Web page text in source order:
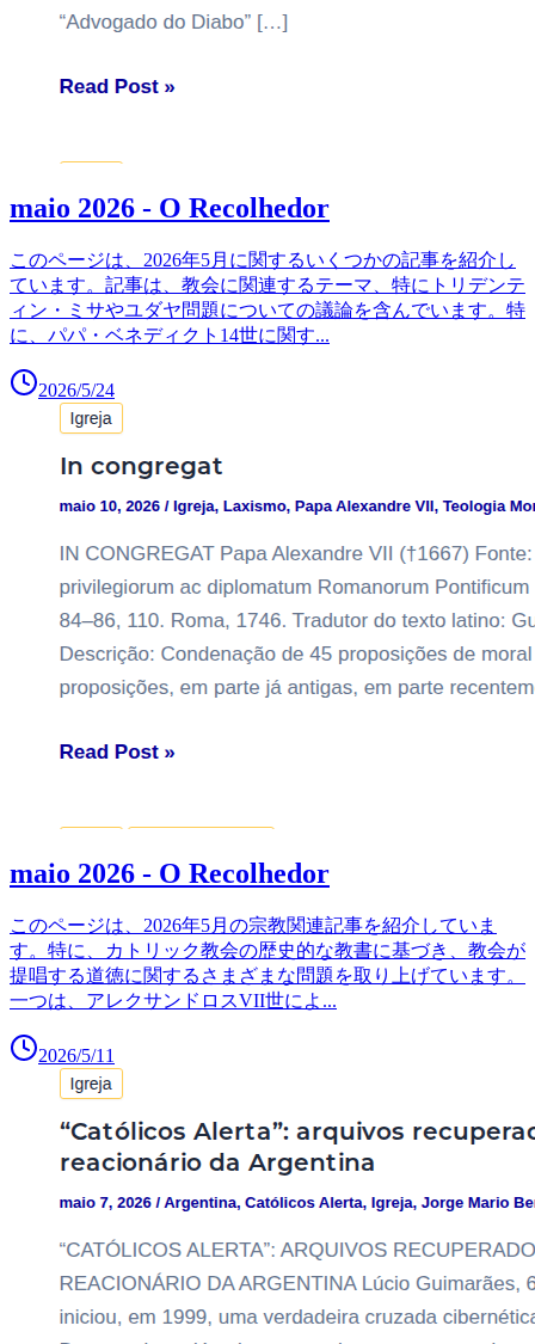
maio 2026 - O Recolhedor
このページは、2026年5月に関するいくつかの記事を紹介し
ています。記事は、教会に関連するテーマ、特にトリデンテ
ィン・ミサやユダヤ問題についての議論を含んでいます。特
に、パパ・ベネディクト14世に関す...
2026/5/24
maio 2026 - O Recolhedor
このページは、2026年5月の宗教関連記事を紹介していま
す。特に、カトリック教会の歴史的な教書に基づき、教会が
提唱する道徳に関するさまざまな問題を取り上げています。
一つは、アレクサンドロスVII世によ ...
2026/5/11